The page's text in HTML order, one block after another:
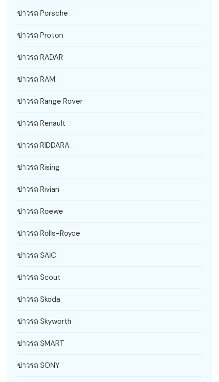
ข่าวรถ Porsche
ข่าวรถ Proton
ข่าวรถ RADAR
ข่าวรถ RAM
ข่าวรถ Range Rover
ข่าวรถ Renault
ข่าวรถ RIDDARA
ข่าวรถ Rising
ข่าวรถ Rivian
ข่าวรถ Roewe
ข่าวรถ Rolls-Royce
ข่าวรถ SAIC
ข่าวรถ Scout
ข่าวรถ Skoda
ข่าวรถ Skyworth
ข่าวรถ SMART
ข่าวรถ SONY